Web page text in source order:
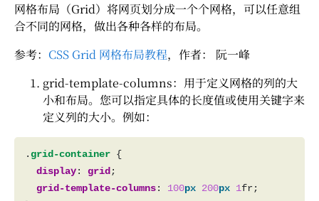
网格布局（Grid）将网页划分成一个个网格，可以任意组
合不同的网格，做出各种各样的布局。
参考： CSS Grid 网格布局教程，作者： 阮一峰
grid-template-columns：用于定义网格的列的大
小和布局。您可以指定具体的长度值或使用关键字来
定义列的大小。例如：
.grid-container
display: grid
grid-template-columns: 100px 200px 1